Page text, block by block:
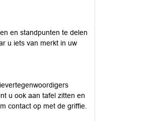
en standpunten te delen
u iets van merkt in uw
u ook aan tafel zitten en
contact op met de griffie.